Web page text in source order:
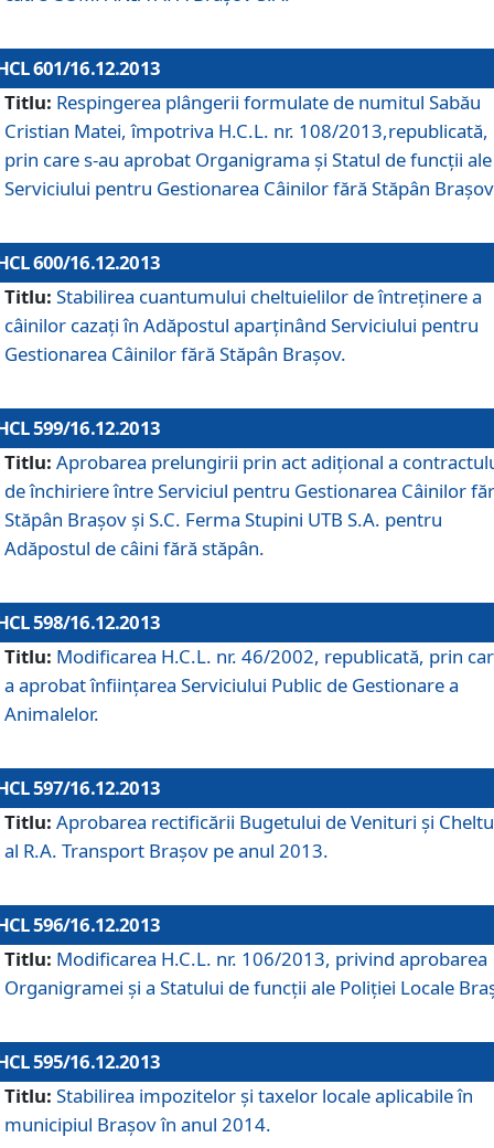
601/16.12.2013
Titlu: Respingerea plângerii formulate de numitul Sabău
Cristian Matei, împotriva H.C.L. nr. 108/2013,republicată,
prin care s-au aprobat Organigrama şi Statul de funcţii ale
Serviciului pentru Gestionarea Câinilor fără Stăpân
600/16.12.2013
Titlu: Stabilirea cuantumului cheltuielilor de întreţinere a
câinilor cazaţi în Adăpostul aparţinând Serviciului pentru
Gestionarea Câinilor fără Stăpân Braşov.
599/16.12.2013
Titlu: Aprobarea prelungirii prin act adiţional a
de închiriere între Serviciul pentru Gestionarea Câinilor
Stăpân Braşov şi S.C. Ferma Stupini UTB S.A. pentru
Adăpostul de câini fără stăpân.
598/16.12.2013
Titlu: Modificarea H.C.L. nr. 46/2002, republicată, prin
a aprobat înfiinţarea Serviciului Public de Gestionare a
Animalelor.
597/16.12.2013
Titlu: Aprobarea rectificării Bugetului de Venituri şi
al R.A. Transport Braşov pe anul 2013.
596/16.12.2013
Titlu: Modificarea H.C.L. nr. 106/2013, privind aprobarea
Organigramei şi a Statului de funcţii ale Poliţiei Locale
595/16.12.2013
Titlu: Stabilirea impozitelor şi taxelor locale aplicabile în
municipiul Braşov în anul 2014.